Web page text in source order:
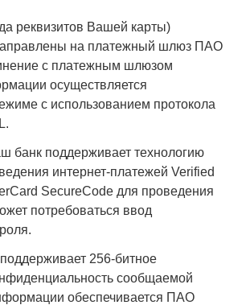
реквизитов Вашей карты)
на платежный шлюз ПАО
с платежным шлюзом
осуществляется
с использованием протокола
банк поддерживает технологию
интернет-платежей Verified
SecureCode для проведения
потребоваться ввод
256-битное
сообщаемой
обеспечивается ПАО